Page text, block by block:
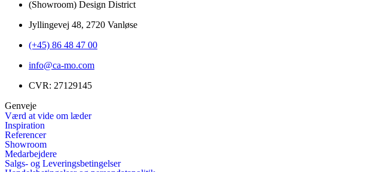
(Showroom) Design District
Jyllingevej 48, 2720 Vanløse
(+45) 86 48 47 00
info@ca-mo.com
CVR: 27129145
Genveje
Værd at vide om læder
Inspiration
Referencer
Showroom
Medarbejdere
Salgs- og Leveringsbetingelser